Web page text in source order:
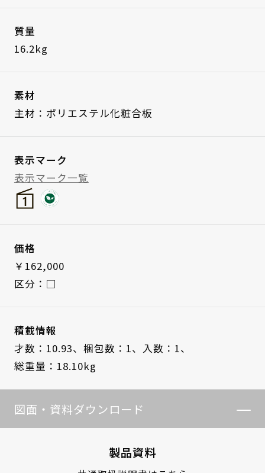
質量
16.2kg
素材
主材：ポリエステル化粧合板
表示マーク
表示マーク一覧
価格
￥162,000
区分：□
積載情報
才数：10.93、 梱包数：1、 入数：1、
総重量：18.10kg
図面・資料ダウンロード
製品資料